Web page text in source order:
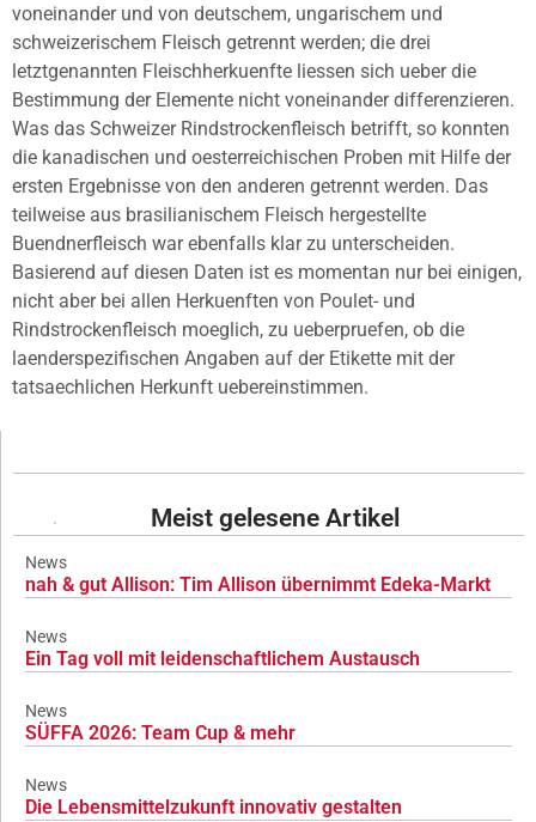
voneinander und von deutschem, ungarischem und
schweizerischem Fleisch getrennt werden; die drei
letztgenannten Fleischherkuenfte liessen sich ueber die
Bestimmung der Elemente nicht voneinander differenzieren.
Was das Schweizer Rindstrockenfleisch betrifft, so konnten
die kanadischen und oesterreichischen Proben mit Hilfe der
ersten Ergebnisse von den anderen getrennt werden. Das
teilweise aus brasilianischem Fleisch hergestellte
Buendnerfleisch war ebenfalls klar zu unterscheiden.
Basierend auf diesen Daten ist es momentan nur bei einigen,
nicht aber bei allen Herkuenften von Poulet- und
Rindstrockenfleisch moeglich, zu ueberpruefen, ob die
laenderspezifischen Angaben auf der Etikette mit der
tatsaechlichen Herkunft uebereinstimmen.
Meist gelesene Artikel
News
nah & gut Allison: Tim Allison übernimmt Edeka-Markt
News
Ein Tag voll mit leidenschaftlichem Austausch
News
SÜFFA 2026: Team Cup & mehr
News
Die Lebensmittelzukunft innovativ gestalten